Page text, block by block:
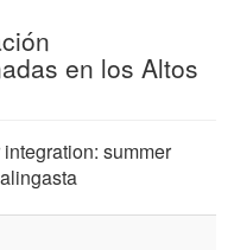
en los Altos
summer